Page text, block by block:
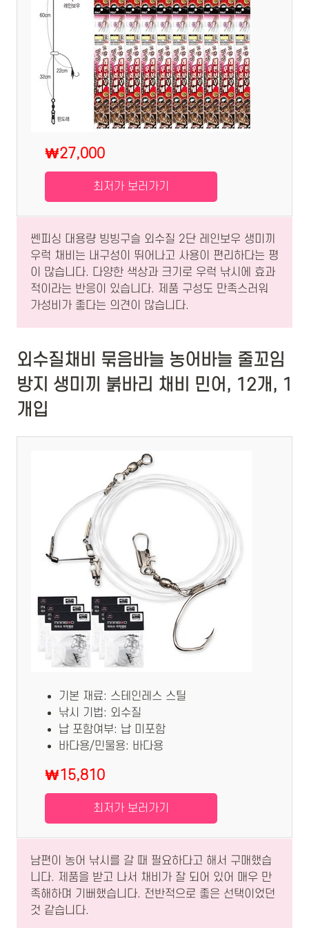
₩27,000
최저가 보러가기
쎈피싱 대용량 빙빙구슬 외수질 2단 레인보우 생미끼
우럭 채비는 내구성이 뛰어나고 사용이 편리하다는 평
이 많습니다. 다양한 색상과 크기로 우럭 낚시에 효과
적이라는 반응이 있습니다. 제품 구성도 만족스러워
가성비가 좋다는 의견이 많습니다.
외수질채비 묶음바늘 농어바늘 줄꼬임
방지 생미끼 붉바리 채비 민어, 12개, 1
개입
기본 재료: 스테인레스 스틸
낚시 기법: 외수질
납 포함여부: 납 미포함
바다용/민물용: 바다용
₩15,810
최저가 보러가기
남편이 농어 낚시를 갈 때 필요하다고 해서 구매했습
니다. 제품을 받고 나서 채비가 잘 되어 있어 매우 만
족해하며 기뻐했습니다. 전반적으로 좋은 선택이었던
것 같습니다.